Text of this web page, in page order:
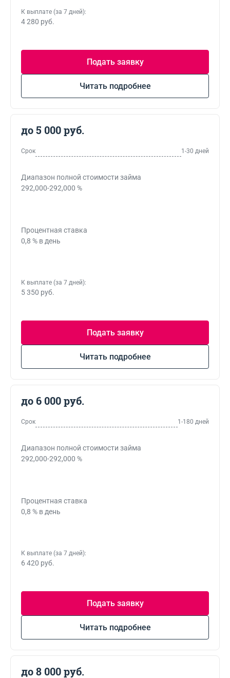
К выплате (за 7 дней):
4 280 руб.
Подать заявку
Читать подробнее
до 5 000 руб.
Срок 1-30 дней
Диапазон полной стоимости займа
292,000-292,000 %
Процентная ставка
0,8 % в день
К выплате (за 7 дней):
5 350 руб.
Подать заявку
Читать подробнее
до 6 000 руб.
Срок 1-180 дней
Диапазон полной стоимости займа
292,000-292,000 %
Процентная ставка
0,8 % в день
К выплате (за 7 дней):
6 420 руб.
Подать заявку
Читать подробнее
до 8 000 руб.